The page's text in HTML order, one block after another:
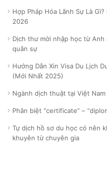
Hợp Pháp Hóa Lãnh Sự Là
2026
Dịch thư mời nhập học từ
quân sự
Hướng Dẫn Xin Visa Du Lịch
(Mới Nhất 2025)
Ngành dịch thuật tại Việt
Phân biệt “certificate” –
Tự dịch hồ sơ du học có nên
khuyên từ chuyên gia